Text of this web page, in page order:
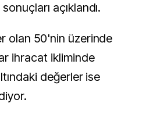
açıklandı.
olan 50'nin üzerinde
ihracat ikliminde
değerler ise